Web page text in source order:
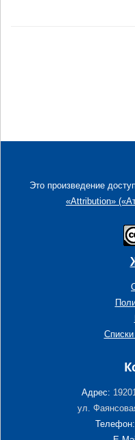
Это произведение
«Attribution»
Адрес:
ул.
Телефон: